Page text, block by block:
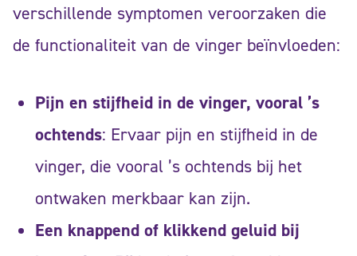
verschillende symptomen veroorzaken die
de functionaliteit van de vinger beïnvloeden:
Pijn en stijfheid in de vinger, vooral ’s
ochtends: Ervaar pijn en stijfheid in de
vinger, die vooral ’s ochtends bij het
ontwaken merkbaar kan zijn.
Een knappend of klikkend geluid bij